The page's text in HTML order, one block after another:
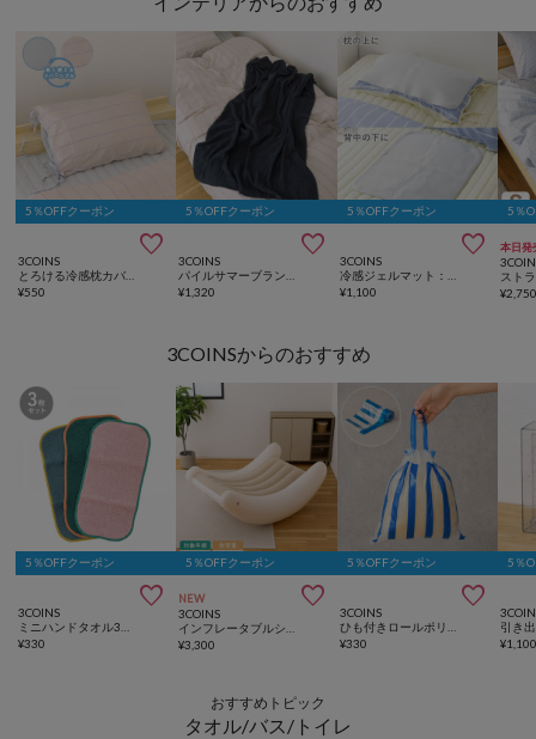
5％OFFクーポン

3COINS
¥550
5％OFFクーポン

3COINS
¥1,320
5％OFFクーポン

3COINS
¥1,100
5％
本日発
¥
3COINSからのおすすめ
5％OFFクーポン

3COINS
¥330
5％OFFクーポン
NEW 
3COINS
¥3,300
5％OFFクーポン

3COINS
¥330
5％
¥
おすすめトピック
タオル/バス/トイレ